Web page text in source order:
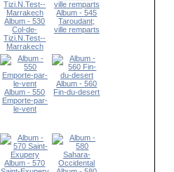
Album - 530
Col-de-
Tizi.N.Test--
Marrakech
Album - 545
Taroudant;
ville remparts
Album - 550
Emporte-par-
le-vent
Album - 560
Fin-du-desert
Album - 570